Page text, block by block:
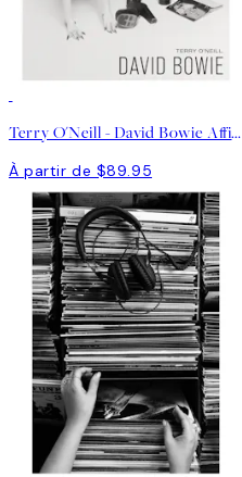
Terry O'Neill - David Bowie Affiche
À partir de $89.95